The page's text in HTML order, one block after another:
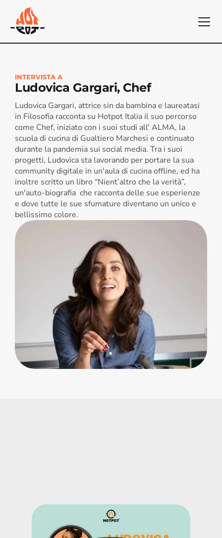
INTERVISTA A
Ludovica Gargari, Chef
Ludovica Gargari, attrice sin da bambina e laureatasi
in Filosofia racconta su Hotpot Italia il suo percorso
come Chef, iniziato con i suoi studi all' ALMA, la
scuola di cucina di Gualtiero Marchesi e continuato
durante la pandemia sui social media. Tra i suoi
progetti, Ludovica sta lavorando per portare la sua
community digitale in un'aula di cucina offline, ed ha
inoltre scritto un libro “Nient’altro che la verità”,
un'auto-biografia  che racconta delle sue esperienze
e dove tutte le sue sfumature diventano un unico e
bellissimo colore.